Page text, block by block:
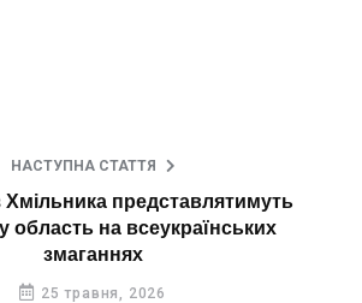
НАСТУПНА СТАТТЯ
Хмільника представлятимуть
область на всеукраїнських
змаганнях
25 травня, 2026